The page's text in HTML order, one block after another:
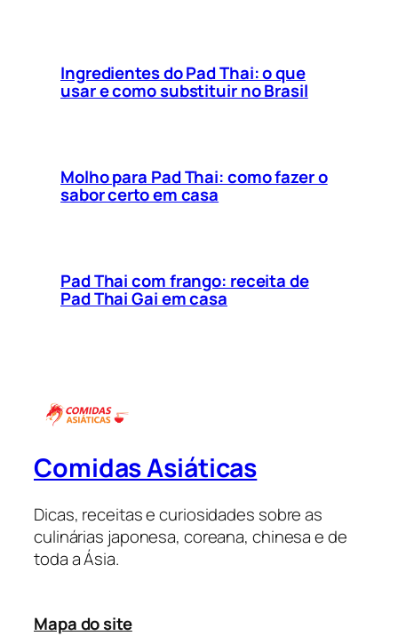
Ingredientes do Pad Thai: o que
usar e como substituir no Brasil
Molho para Pad Thai: como fazer o
sabor certo em casa
Pad Thai com frango: receita de
Pad Thai Gai em casa
Comidas Asiáticas
Dicas, receitas e curiosidades sobre as
culinárias japonesa, coreana, chinesa e de
toda a Ásia.
Mapa do site